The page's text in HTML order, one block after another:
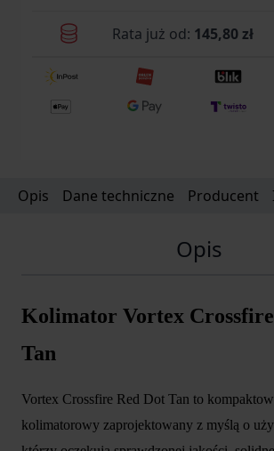
Rata już od: 145,80 zł
Opis Dane techniczne Producent
Opis
Kolimator Vortex
Tan
Vortex Crossfire Red Dot Tan to
kolimatorowy zaprojektowany z myślą o